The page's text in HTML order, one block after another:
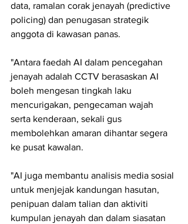
data, ramalan corak jenayah (predictive
policing) dan penugasan strategik
anggota di kawasan panas.
"Antara faedah AI dalam pencegahan
jenayah adalah CCTV berasaskan AI
boleh mengesan tingkah laku
mencurigakan, pengecaman wajah
serta kenderaan, sekali gus
membolehkan amaran dihantar segera
ke pusat kawalan.
"AI juga membantu analisis media sosial
untuk menjejak kandungan hasutan,
penipuan dalam talian dan aktiviti
kumpulan jenayah dan dalam siasatan